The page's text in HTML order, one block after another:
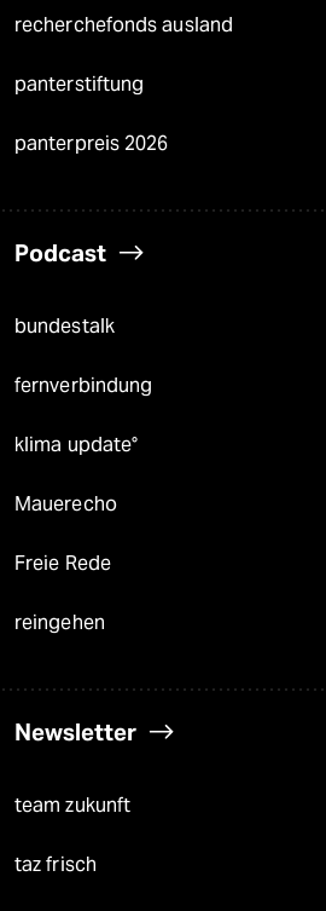
recherchefonds ausland
panterstiftung
panterpreis 2026
Podcast
bundestalk
fernverbindung
klima update°
Mauerecho
Freie Rede
reingehen
Newsletter
team zukunft
taz frisch